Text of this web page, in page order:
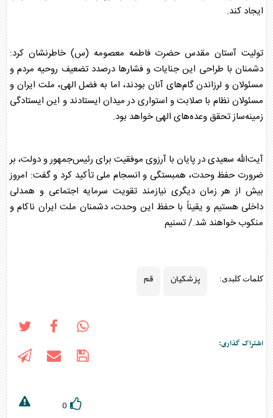
ایجاد کند.
تولیت آستان مقدس حضرت فاطمه معصومه (س) خاطرنشان کرد:
دشمنان با طراحی این جنایات و فشار‌ها درصدد تضعیف روحیه مردم و
مسئولان و لرزاندن گام‌های آنان بودند، اما به فضل الهی، ملت ایران و
مسئولان نظام با صلابت و استواری در میدان ایستادند و این ایستادگی
زمینه‌ساز تحقق وعده‌های الهی خواهد بود.
آیت‌الله سعیدی در پایان با آرزوی موفقیت برای رئیس‌جمهور و دولت، بر
ضرورت حفظ وحدت، همبستگی و انسجام ملی تأکید کرد و گفت: امروز
بیش از هر زمان دیگری نیازمند تقویت سرمایه اجتماعی و همدلی
داخلی هستیم و یقیناً با حفظ این وحدت، دشمنان ملت ایران ناکام و
منکوب خواهند شد./ تسنیم
کلمات کلیدی: پزشکیان قم
اشتراک گذاری:
0